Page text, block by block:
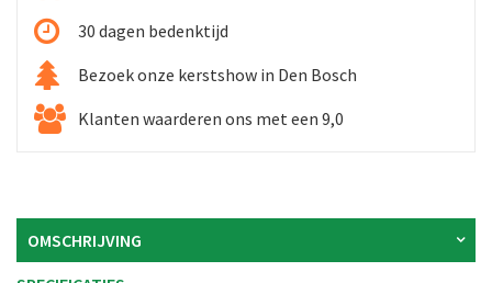
30 dagen bedenktijd
Bezoek onze kerstshow in Den Bosch
Klanten waarderen ons met een 9,0
OMSCHRIJVING